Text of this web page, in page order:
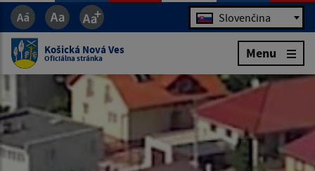
Jazyk Slovenčina
Košická Nová Ves
Oficiálna stránka Menu